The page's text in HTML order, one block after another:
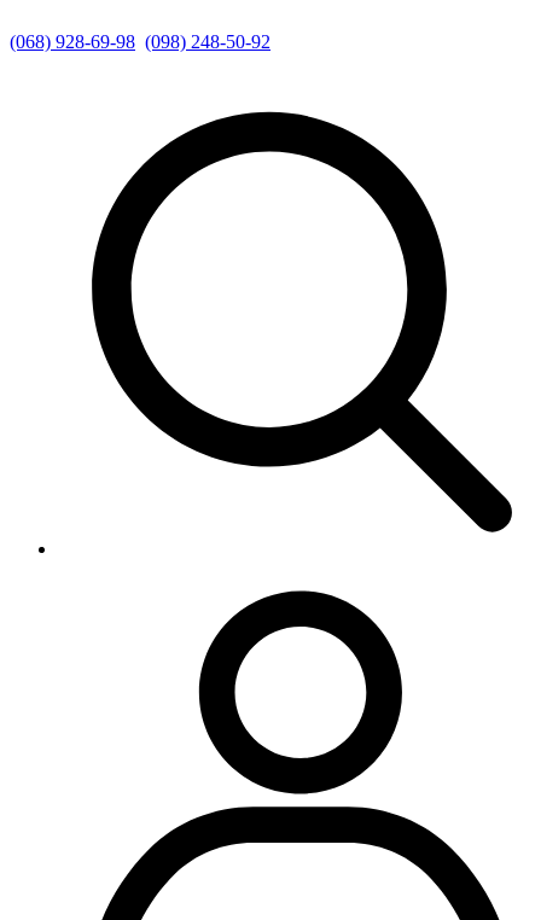
(068) 928-69-98 (098) 248-50-92